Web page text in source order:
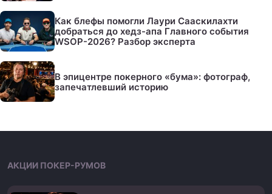
Как блефы помогли Лаури Сааскилахти
добраться до хедз-апа Главного события
WSOP-2026? Разбор эксперта
В эпицентре покерного «бума»: фотограф,
запечатлевший историю
АКЦИИ ПОКЕР-РУМОВ